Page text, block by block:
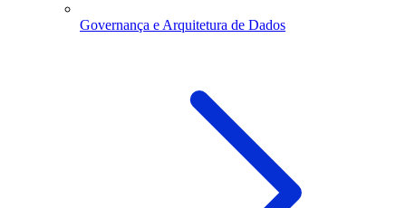
Governança e Arquitetura de Dados